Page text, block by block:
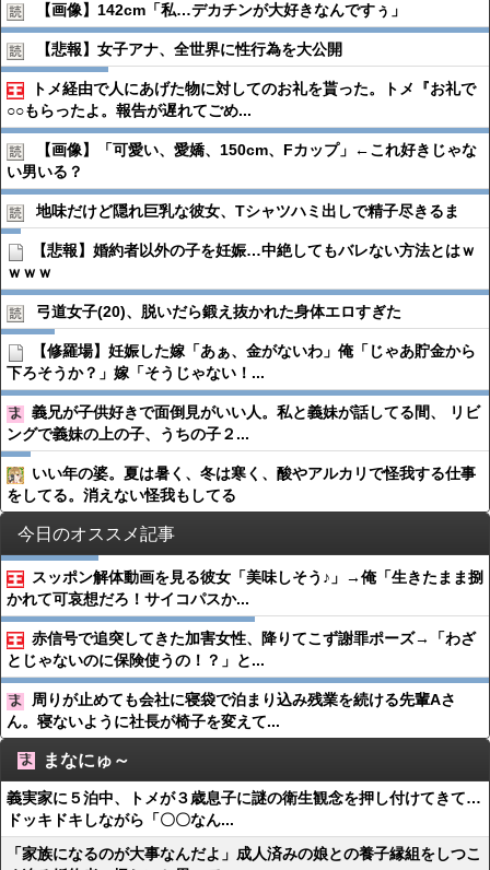
【画像】142cm「私…デカチンが大好きなんですぅ」
【悲報】女子アナ、全世界に性行為を大公開
トメ経由で人にあげた物に対してのお礼を貰った。トメ『お礼で
○○もらったよ。報告が遅れてごめ...
【画像】「可愛い、愛嬌、150cm、Fカップ」←これ好きじゃな
い男いる？
地味だけど隠れ巨乳な彼女、Tシャツハミ出しで精子尽きるま
【悲報】婚約者以外の子を妊娠…中絶してもバレない方法とはｗ
ｗｗｗ
弓道女子(20)、脱いだら鍛え抜かれた身体エロすぎた
【修羅場】妊娠した嫁「あぁ、金がないわ」俺「じゃあ貯金から
下ろそうか？」嫁「そうじゃない！...
義兄が子供好きで面倒見がいい人。私と義妹が話してる間、 リビ
ングで義妹の上の子、うちの子２...
いい年の婆。夏は暑く、冬は寒く、酸やアルカリで怪我する仕事
をしてる。消えない怪我もしてる
今日のオススメ記事
スッポン解体動画を見る彼女「美味しそう♪」→俺「生きたまま捌
かれて可哀想だろ！サイコパスか...
赤信号で追突してきた加害女性、降りてこず謝罪ポーズ→「わざ
とじゃないのに保険使うの！？」と...
周りが止めても会社に寝袋で泊まり込み残業を続ける先輩Aさ
ん。寝ないように社長が椅子を変えて...
まなにゅ～
義実家に５泊中、トメが３歳息子に謎の衛生観念を押し付けてきて…
ドッキドキしながら「〇〇なん...
「家族になるのが大事なんだよ」成人済みの娘との養子縁組をしつこ